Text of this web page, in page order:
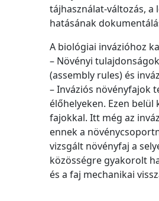
tájhasználat-változás,
hatásának
A biológiai invázióhoz
– Növényi
(assembly rules) és
– Inváziós növényfajok
élőhelyeken. Ezen
fajokkal. Itt még az
ennek a
vizsgált növényfaj a
közösségre gyakorolt
és a faj mechanikai